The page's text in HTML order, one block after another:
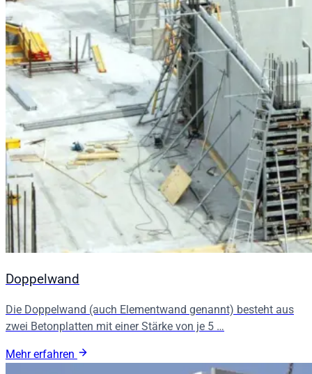
Doppelwand
Die Doppelwand (auch Elementwand genannt) besteht aus
zwei Betonplatten mit einer Stärke von je 5 …
Mehr erfahren